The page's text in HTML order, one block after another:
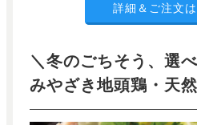
詳細＆ご注文
＼冬のごちそう、選
みやざき地頭鶏・天